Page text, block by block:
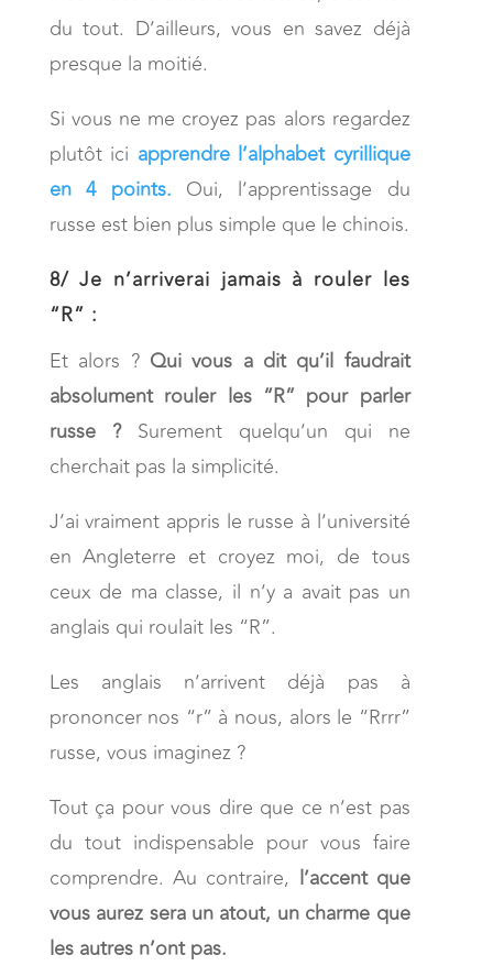
du tout. D’ailleurs, vous en savez déjà
presque la moitié.
Si vous ne me croyez pas alors regardez
plutôt ici apprendre l’alphabet cyrillique
en 4 points. Oui, l’apprentissage du
russe est bien plus simple que le chinois.
8/Je n’arriverai jamais à rouler les
“R” :
Et alors ? Qui vous a dit qu’il faudrait
absolument rouler les “R” pour parler
russe ?Surement quelqu’un qui ne
cherchait pas la simplicité.
J’ai vraiment appris le russe à l’université
en Angleterre et croyez moi, de tous
ceux de ma classe, il n’y a avait pas un
anglais qui roulait les “R”.
Les anglais n’arrivent déjà pas à
prononcer nos “r” à nous, alors le “Rrrr”
russe, vous imaginez ?
Tout ça pour vous dire que ce n’est pas
du tout indispensable pour vous faire
comprendre. Au contraire, l’accent que
vous aurez sera un atout, un charme que
les autres n’ont pas.